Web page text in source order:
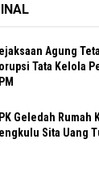
Agung
Tata Kelola
Geledah Rumah
Sita Uang